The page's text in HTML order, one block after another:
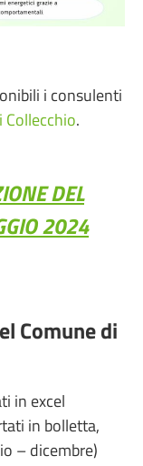
i consulenti
.
DEL
2024
Comune di
in excel
in bolletta,
– dicembre)